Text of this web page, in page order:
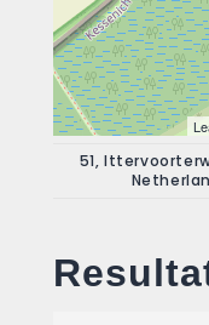
51,